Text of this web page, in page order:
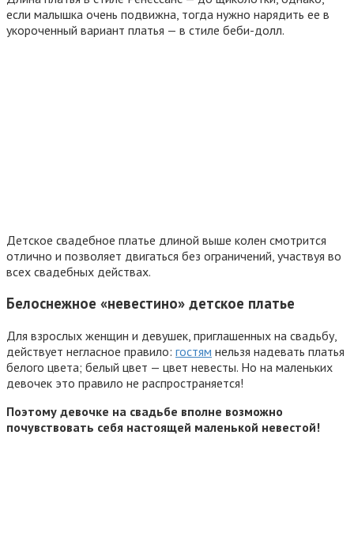
если малышка очень подвижна, тогда нужно нарядить ее в
укороченный вариант платья — в стиле беби-долл.
Детское свадебное платье длиной выше колен смотрится
отлично и позволяет двигаться без ограничений, участвуя во
всех свадебных действах.
Белоснежное «невестино» детское платье
Для взрослых женщин и девушек, приглашенных на свадьбу,
действует негласное правило: гостям нельзя надевать платья
белого цвета; белый цвет — цвет невесты. Но на маленьких
девочек это правило не распространяется!
Поэтому девочке на свадьбе вполне возможно
почувствовать себя настоящей маленькой невестой!